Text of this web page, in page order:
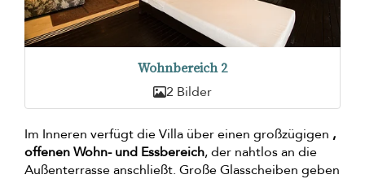
Wohnbereich 2
2 Bilder
Im Inneren verfügt die Villa über einen großzügigen ,
offenen Wohn- und Essbereich, der nahtlos an die
Außenterrasse anschließt. Große Glasscheiben geben